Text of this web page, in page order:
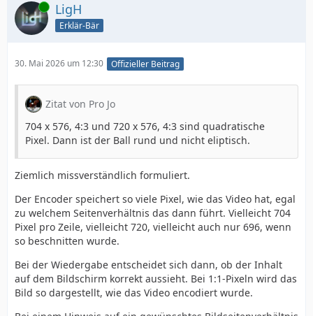
Online LigH
Erklär-Bär
30. Mai 2026 um 12:30 Offizieller Beitrag
Zitat von Pro Jo
704 x 576, 4:3 und 720 x 576, 4:3 sind quadratische
Pixel. Dann ist der Ball rund und nicht eliptisch.
Ziemlich missverständlich formuliert.
Der Encoder speichert so viele Pixel, wie das Video hat, egal
zu welchem Seitenverhältnis das dann führt. Vielleicht 704
Pixel pro Zeile, vielleicht 720, vielleicht auch nur 696, wenn
so beschnitten wurde.
Bei der Wiedergabe entscheidet sich dann, ob der Inhalt
auf dem Bildschirm korrekt aussieht. Bei 1:1-Pixeln wird das
Bild so dargestellt, wie das Video encodiert wurde.